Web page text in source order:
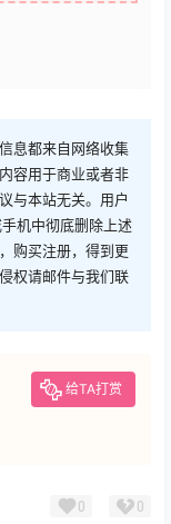
息都来自网络收集
容用于商业或者非
与本站无关。用户
机中彻底删除上述
购买注册，得到更
权请邮件与我们联
给TA打赏
0 0